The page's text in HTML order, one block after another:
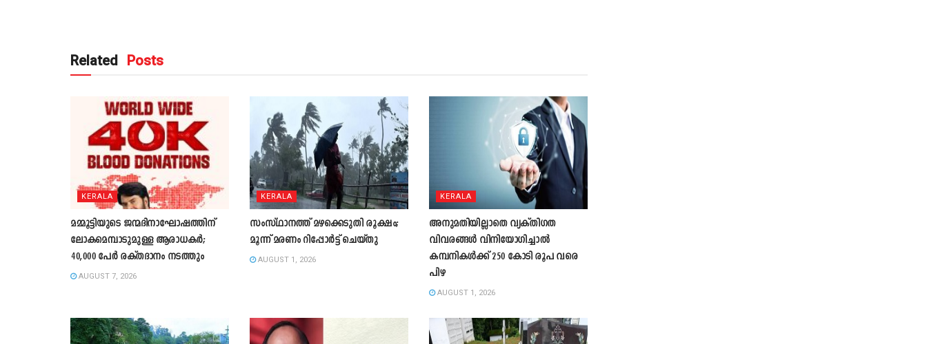
Related Posts
KERALA
മമ്മൂട്ടിയുടെ ജന്മദിനാഘോഷത്തിന്
ലോകമെമ്പാടുമുള്ള ആരാധകർ;
40,000 പേർ രക്തദാനം നടത്തും
AUGUST 7, 2026
KERALA
സംസ്ഥാനത്ത് മഴക്കെടുതി രൂക്ഷം;
മൂന്ന് മരണം റിപ്പോർട്ട് ചെയ്തു
AUGUST 1, 2026
KERALA
അനുമതിയില്ലാതെ വ്യക്തിഗത
വിവരങ്ങൾ വിനിയോഗിച്ചാൽ
കമ്പനികൾക്ക് 250 കോടി രൂപ വരെ
പിഴ
AUGUST 1, 2026